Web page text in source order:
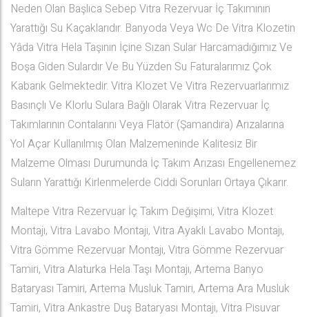
Neden Olan Başlıca Sebep Vitra Rezervuar İç Takımının
Yarattığı Su Kaçaklarıdır. Banyoda Veya Wc De Vitra Klozetin
Yâda Vitra Hela Taşının İçine Sızan Sular Harcamadığımız Ve
Boşa Giden Sulardır Ve Bu Yüzden Su Faturalarımız Çok
Kabarık Gelmektedir. Vitra Klozet Ve Vitra Rezervuarlarımız
Basınçlı Ve Klorlu Sulara Bağlı Olarak Vitra Rezervuar İç
Takımlarının Contalarını Veya Flatör (Şamandıra) Arızalarına
Yol Açar Kullanılmış Olan Malzemeninde Kalitesiz Bir
Malzeme Olması Durumunda İç Takım Arızası Engellenemez
Suların Yarattığı Kirlenmelerde Ciddi Sorunları Ortaya Çıkarır.
Maltepe Vitra Rezervuar İç Takım Değişimi, Vitra Klozet
Montajı, Vitra Lavabo Montajı, Vitra Ayaklı Lavabo Montajı,
Vitra Gömme Rezervuar Montajı, Vitra Gömme Rezervuar
Tamiri, Vitra Alaturka Hela Taşı Montajı, Artema Banyo
Bataryası Tamiri, Artema Musluk Tamiri, Artema Ara Musluk
Tamiri, Vitra Ankastre Duş Bataryası Montajı, Vitra Pisuvar